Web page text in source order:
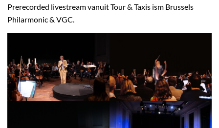
Prerecorded livestream vanuit Tour & Taxis ism Brussels
Philarmonic & VGC.